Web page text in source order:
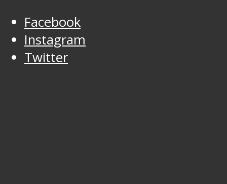
Facebook
Instagram
Twitter